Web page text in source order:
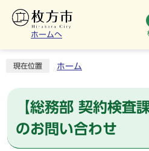
ホームへ
現在位置 ホーム
【総務部 契約検査
のお問い合わせ